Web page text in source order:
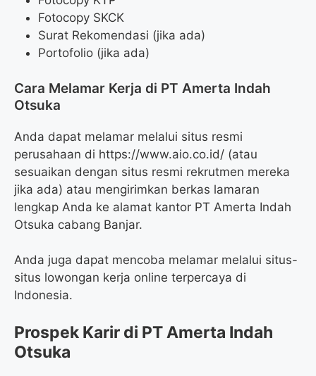
Fotocopy SKCK
Surat Rekomendasi (jika ada)
Portofolio (jika ada)
Cara Melamar Kerja di PT Amerta Indah
Otsuka
Anda dapat melamar melalui situs resmi
perusahaan di https://www.aio.co.id/ (atau
sesuaikan dengan situs resmi rekrutmen mereka
jika ada) atau mengirimkan berkas lamaran
lengkap Anda ke alamat kantor PT Amerta Indah
Otsuka cabang Banjar.
Anda juga dapat mencoba melamar melalui situs-
situs lowongan kerja online terpercaya di
Indonesia.
Prospek Karir di PT Amerta Indah
Otsuka